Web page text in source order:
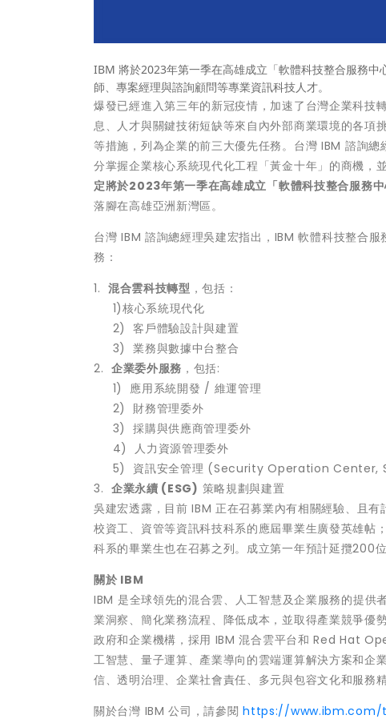
IBM 將於2023年第一季在高雄成立「軟體科技整合服務
師、專案經理與諮詢顧問等專業資訊科技人才。
爆發已經進入第三年的新冠疫情，加速了台灣企業科技
息、人才與關鍵技術短缺等來自內外部商業環境的各項
等措施，列為企業的前三大優先任務。台灣 IBM 諮詢
分掌握企業核心系統現代化工程「黃金十年」的商機，
定將於2023年第一季在高雄成立「軟體科技整合服務中
落腳在高雄亞洲新灣區。
台灣 IBM 諮詢總經理吳建宏指出，IBM 軟體科技整合
務：
1. 混合雲科技轉型 ，包括：
1)核心系統現代化
2) 客戶體驗設計與建置
3) 業務與數據中台整合
2. 企業委外服務 ，包括:
1) 應用系統開發 / 維運管理
2) 財務管理委外
3) 採購與供應商管理委外
4) 人力資源管理委外
5) 資訊安全管理 (Security Operation Center,
3. 企業永續 (ESG) 策略規劃與建置
吳建宏透露，目前 IBM 正在召募業內有相關經驗、且
校資工、資管等資訊科技科系的應屆畢業生廣發英雄帖
科系的畢業生也在召募之列。成立第一年預計延攬200
關於 IBM
IBM 是全球領先的混合雲、人工智慧及企業服務的提供
業洞察、簡化業務流程、降低成本，並取得產業競爭
政府和企業機構，採用 IBM 混合雲平台和 Red Hat
工智慧、量子運算、產業導向的雲端運算解決方案和企
信、透明治理、企業社會責任、多元與包容文化和服務
關於台灣 IBM 公司，請參閱https://www.ibm.com/